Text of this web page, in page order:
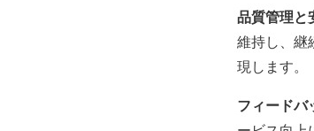
品質管理と
維持し、継
現します。
フィードバ